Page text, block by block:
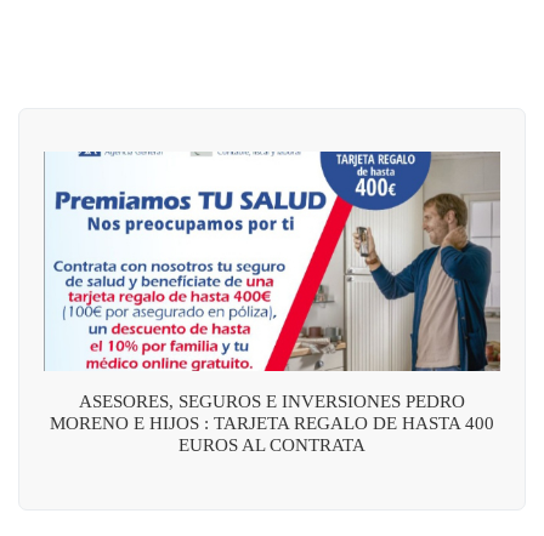
ASESORES, SEGUROS E INVERSIONES PEDRO
MORENO E HIJOS : TARJETA REGALO DE HASTA 400
EUROS AL CONTRATA